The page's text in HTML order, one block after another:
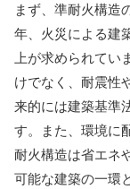
まず、準耐火構造
年、火災による建
上が求められて
けでなく、耐震性
来的には建築基準
す。また、環境に
耐火構造は省エネ
可能な建築の一環